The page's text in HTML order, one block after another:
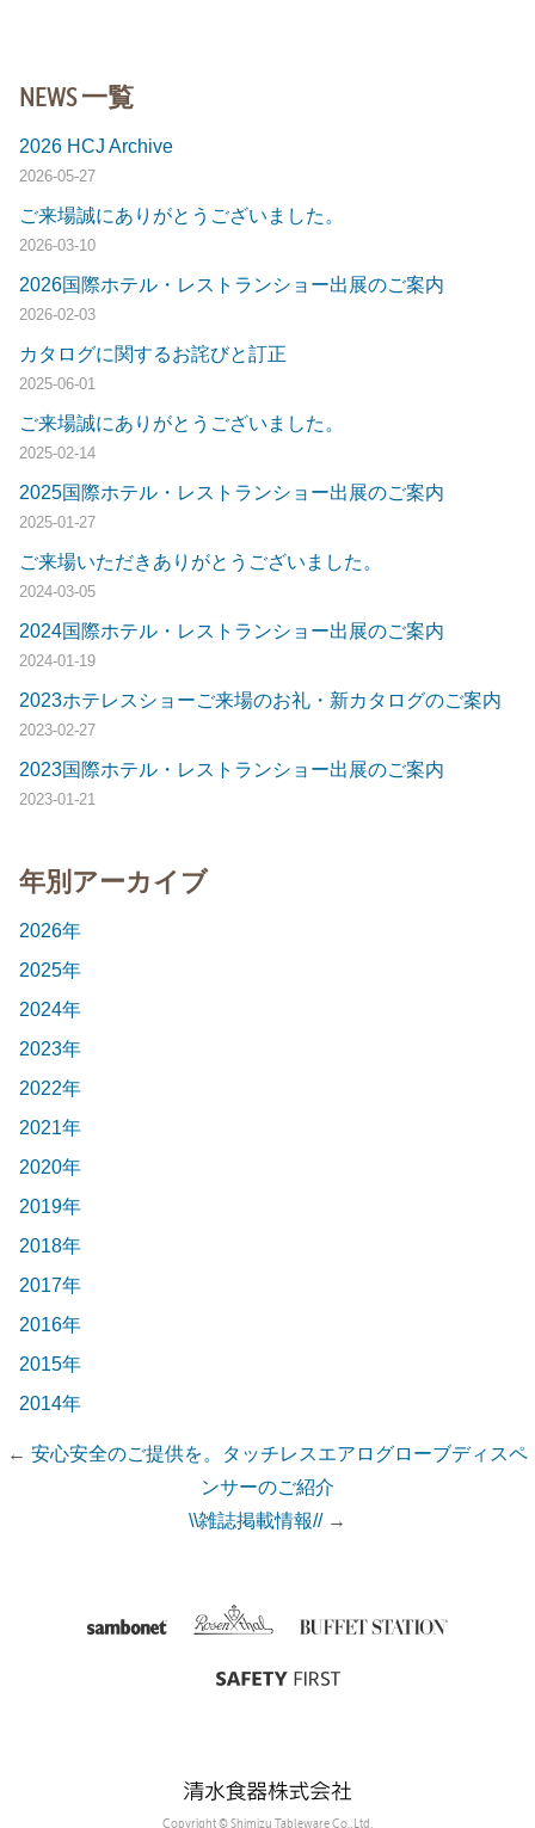
NEWS 一覧
2026 HCJ Archive
2026-05-27
ご来場誠にありがとうございました。
2026-03-10
2026国際ホテル・レストランショー出展のご案内
2026-02-03
カタログに関するお詫びと訂正
2025-06-01
ご来場誠にありがとうございました。
2025-02-14
2025国際ホテル・レストランショー出展のご案内
2025-01-27
ご来場いただきありがとうございました。
2024-03-05
2024国際ホテル・レストランショー出展のご案内
2024-01-19
2023ホテレスショーご来場のお礼・新カタログのご案内
2023-02-27
2023国際ホテル・レストランショー出展のご案内
2023-01-21
年別アーカイブ
2026年
2025年
2024年
2023年
2022年
2021年
2020年
2019年
2018年
2017年
2016年
2015年
2014年
← 安心安全のご提供を。タッチレスエアログローブディスペ
ンサーのご紹介
\\雑誌掲載情報//→
Copyright © Shimizu Tableware Co.,Ltd.